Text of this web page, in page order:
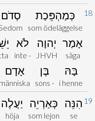
18
כְּמַהְפֵּכַת
som ödeläggelse
סְדֹם
אָמַר
säga
יְהוָה
JHVH
לֹא
inte -
בָּהּ
i henne
בֶּן
sons -
אָדָם
människa
19 הִנֵּה
se
כְּאַרְיֵה
som lejon
יַעֲלֶה
höja